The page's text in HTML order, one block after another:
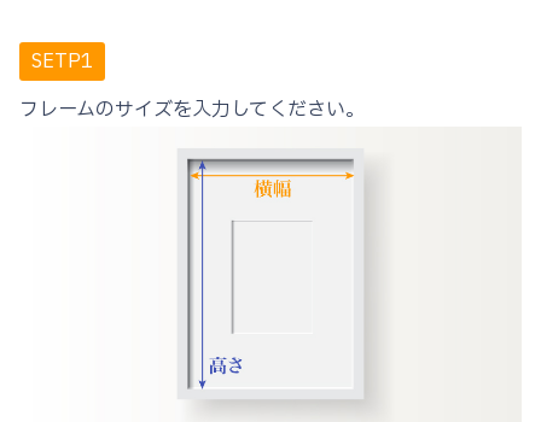
SETP1
フレームのサイズを入力してください。